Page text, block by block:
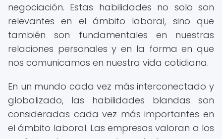
negociación. Estas habilidades no solo son
relevantes en el ámbito laboral, sino que
también son fundamentales en nuestras
relaciones personales y en la forma en que
nos comunicamos en nuestra vida cotidiana.
En un mundo cada vez más interconectado y
globalizado, las habilidades blandas son
consideradas cada vez más importantes en
el ámbito laboral. Las empresas valoran a los